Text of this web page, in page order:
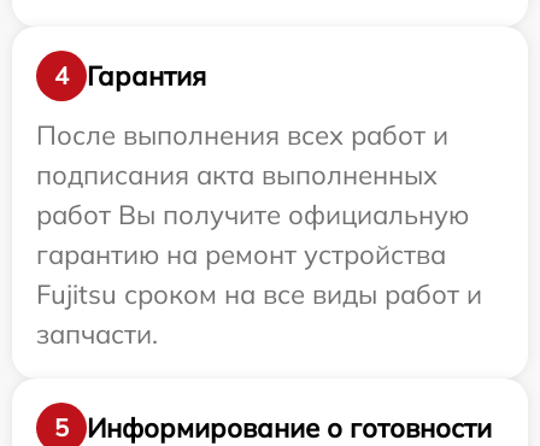
4
Гарантия
После выполнения всех работ и
подписания акта выполненных
работ Вы получите официальную
гарантию на ремонт устройства
Fujitsu сроком на все виды работ и
запчасти.
5
Информирование о готовности